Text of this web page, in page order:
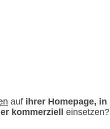
auf ihrer Homepage, in
kommerziell